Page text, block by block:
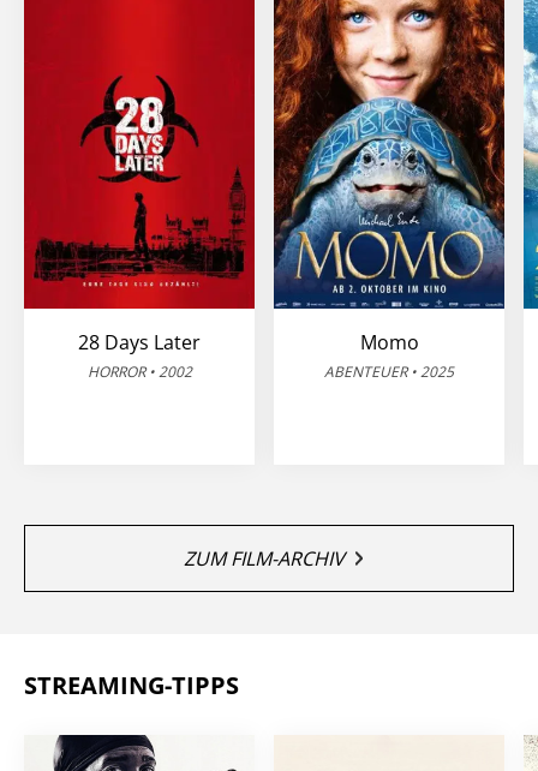
28 Days Later
HORROR • 2002
Momo
ABENTEUER • 2025
ZUM FILM-ARCHIV
STREAMING-TIPPS